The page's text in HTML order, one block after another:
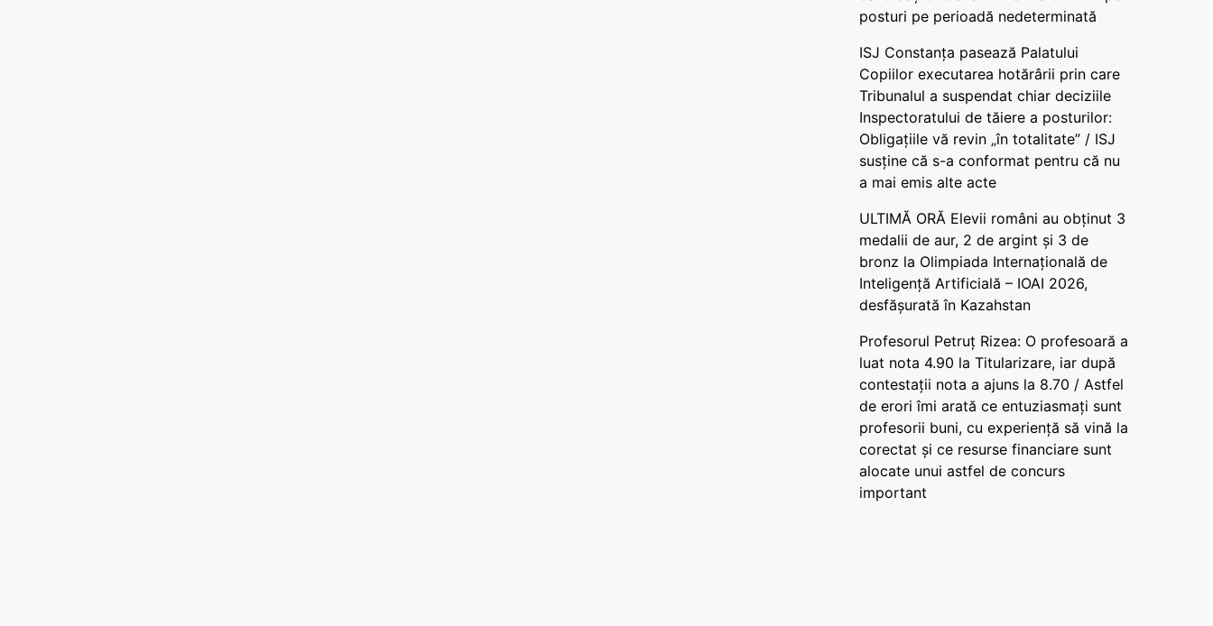
posturi pe perioadă nedeterminată
ISJ Constanța pasează Palatului
Copiilor executarea hotărârii prin care
Tribunalul a suspendat chiar deciziile
Inspectoratului de tăiere a posturilor:
Obligațiile vă revin „în totalitate” / ISJ
susține că s-a conformat pentru că nu
a mai emis alte acte
ULTIMĂ ORĂ Elevii români au obținut 3
medalii de aur, 2 de argint și 3 de
bronz la Olimpiada Internațională de
Inteligență Artificială – IOAI 2026,
desfășurată în Kazahstan
Profesorul Petruț Rizea: O profesoară a
luat nota 4.90 la Titularizare, iar după
contestații nota a ajuns la 8.70 / Astfel
de erori îmi arată ce entuziasmați sunt
profesorii buni, cu experiență să vină la
corectat și ce resurse financiare sunt
alocate unui astfel de concurs
important